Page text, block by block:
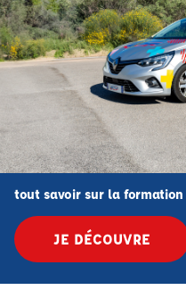
tout savoir sur la formation
JE DÉCOUVRE